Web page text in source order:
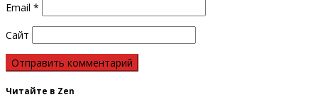
Email *
Сайт
Читайте в Zen